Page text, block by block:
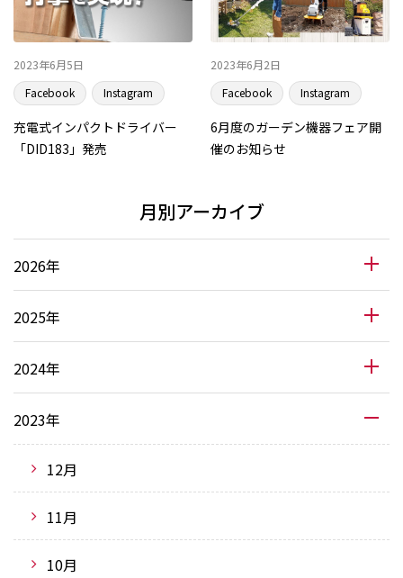
2023年6月5日
Facebook
Instagram
充電式インパクトドライバー
「DID183」発売
2023年6月2日
Facebook
Instagram
6月度のガーデン機器フェア開
催のお知らせ
月別アーカイブ
2026年
2025年
2024年
2023年
12月
11月
10月